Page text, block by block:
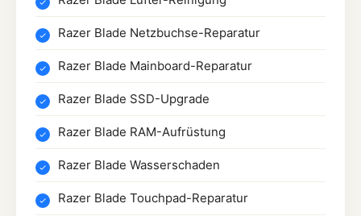
Razer Blade Netzbuchse-Reparatur
Razer Blade Mainboard-Reparatur
Razer Blade SSD-Upgrade
Razer Blade RAM-Aufrüstung
Razer Blade Wasserschaden
Razer Blade Touchpad-Reparatur